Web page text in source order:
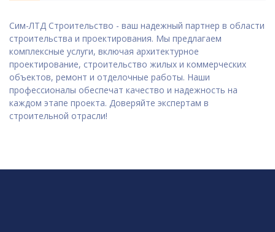
Сим-ЛТД Строительство - ваш надежный партнер в области
строительства и проектирования. Мы предлагаем
комплексные услуги, включая архитектурное
проектирование, строительство жилых и коммерческих
объектов, ремонт и отделочные работы. Наши
профессионалы обеспечат качество и надежность на
каждом этапе проекта. Доверяйте экспертам в
строительной отрасли!